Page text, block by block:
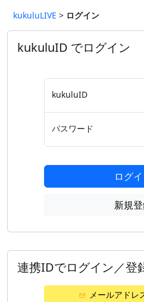
kukuluLIVE > ログイン
kukuluID でログイン
kukuluID
パスワード
ログ
新規
連携IDでログイン／登
メールアドレ